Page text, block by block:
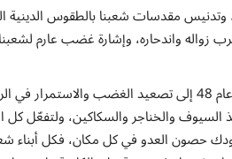
وتدنيس مقدسات شعبنا بالطقوس الدينية
زواله واندحاره، وإشارة غضب عارم
ثالثاً: ندعو جماهير شعبنا في القدس والضفة وفي فلسطين المحتلة عام 48 إلى تصعيد
والخناجر والسكاكين، ولتفعّل كل
ودك حصون العدو في كل مكان، فكل أبناء